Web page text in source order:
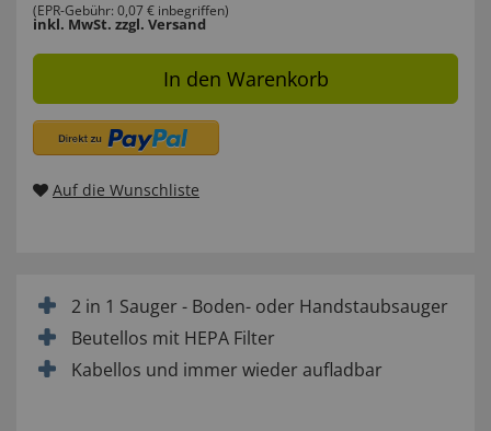
(EPR-Gebühr: 0,07 € inbegriffen)
inkl. MwSt. zzgl. Versand
In den Warenkorb
Auf die Wunschliste
2 in 1 Sauger - Boden- oder Handstaubsauger
Beutellos mit HEPA Filter
Kabellos und immer wieder aufladbar